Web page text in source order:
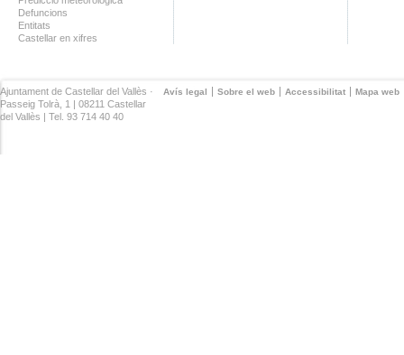
Defuncions
Entitats
Castellar en xifres
Avís legal Sobre el web Accessibilitat Mapa web
Ajuntament de Castellar del Vallès ·
Passeig Tolrà, 1 | 08211 Castellar
del Vallès | Tel. 93 714 40 40